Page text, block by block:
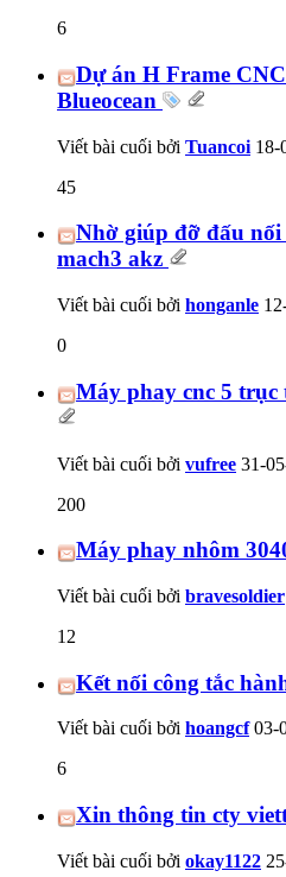
6
Dự án H Frame
Blueocean
Viết bài cuối bởi Tuancoi 18-
45
Nhờ giúp đỡ đấu
mach3 akz
Viết bài cuối bởi honganle
0
Máy phay cnc 5 trục
Viết bài cuối bởi vufree 31-
200
Máy phay nhôm
Viết bài cuối bởi bravesoldier
12
Kết nối công tắc
Viết bài cuối bởi hoangcf03-
6
Xin thông tin cty
Viết bài cuối bởi okay1122